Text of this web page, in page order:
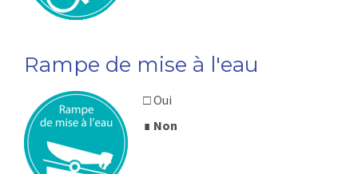
Rampe de mise à l'eau
□ Oui
∎ Non